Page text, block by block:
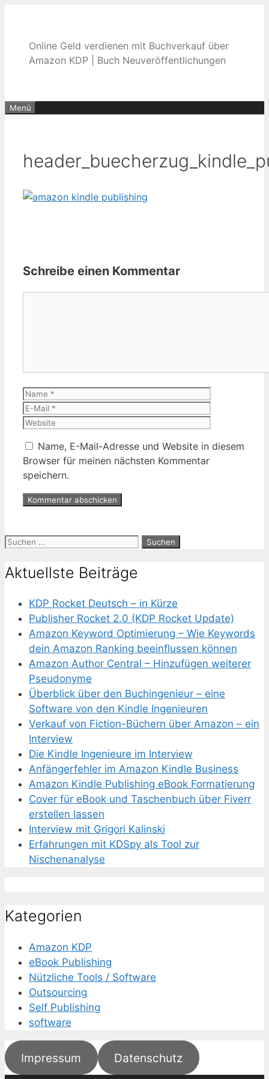
springenOnline Geld verdienen mit Buchverkauf über
Amazon KDP | Buch Neuveröffentlichungen
Menü
Schreibe einen Kommentar
Name
Name, E-Mail-Adresse und Website in diesem
Browser für meinen nächsten Kommentar
speichern.
Suche
Aktuellste Beiträge
KDP Rocket Deutsch – in Kürze
Publisher Rocket 2.0 (KDP Rocket Update)
Amazon Keyword Optimierung – Wie Keywords
dein Amazon Ranking beeinflussen können
Amazon Author Central – Hinzufügen weiterer
Pseudonyme
Überblick über den Buchingenieur – eine
Software von den Kindle Ingenieuren
Verkauf von Fiction-Büchern über Amazon – ein
Interview
Die Kindle Ingenieure im Interview
Anfängerfehler im Amazon Kindle Business
Amazon Kindle Publishing eBook Formatierung
Cover für eBook und Taschenbuch über Fiverr
erstellen lassen
Interview mit Grigori Kalinski
Erfahrungen mit KDSpy als Tool zur
Nischenanalyse
Kategorien
Amazon KDP
eBook Publishing
Nützliche Tools / Software
Outsourcing
Self Publishing
software
Impressum Datenschutz